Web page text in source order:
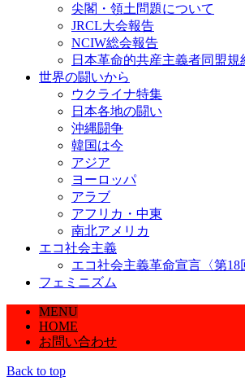
尖閣・領土問題について
JRCL大会報告
NCIW総会報告
日本革命的共産主義者同盟規
世界の闘いから
ウクライナ特集
日本各地の闘い
沖縄闘争
韓国は今
アジア
ヨーロッパ
アラブ
アフリカ・中東
南北アメリカ
エコ社会主義
エコ社会主義革命宣言〈第18
フェミニズム
MENU
HOME
お問い合わせ
Back to top